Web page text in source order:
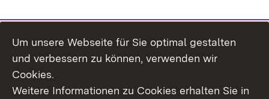
Um unsere Webseite für Sie optimal gestalten
und verbessern zu können, verwenden wir
Cookies.
Weitere Informationen zu Cookies erhalten Sie in